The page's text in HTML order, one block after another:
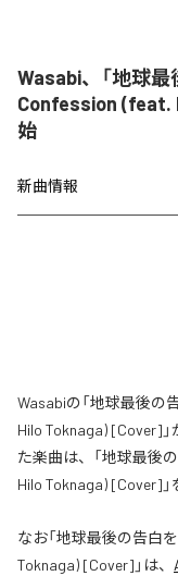
Wasabi、「地球
Confession (feat.
始
新曲情報
Wasabiの「地球最後の
Hilo Toknaga) [Cover]
た楽曲は、「地球最後
Hilo Toknaga) [Cover]」
なお「地球最後の告白
Toknaga) [Cover] 」は、